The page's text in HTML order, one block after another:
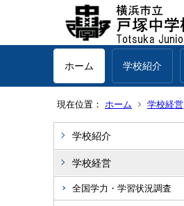
ホーム 学校紹介
現在位置： ホーム 学校経営
学校紹介
学校経営
全国学力・学習状況調査